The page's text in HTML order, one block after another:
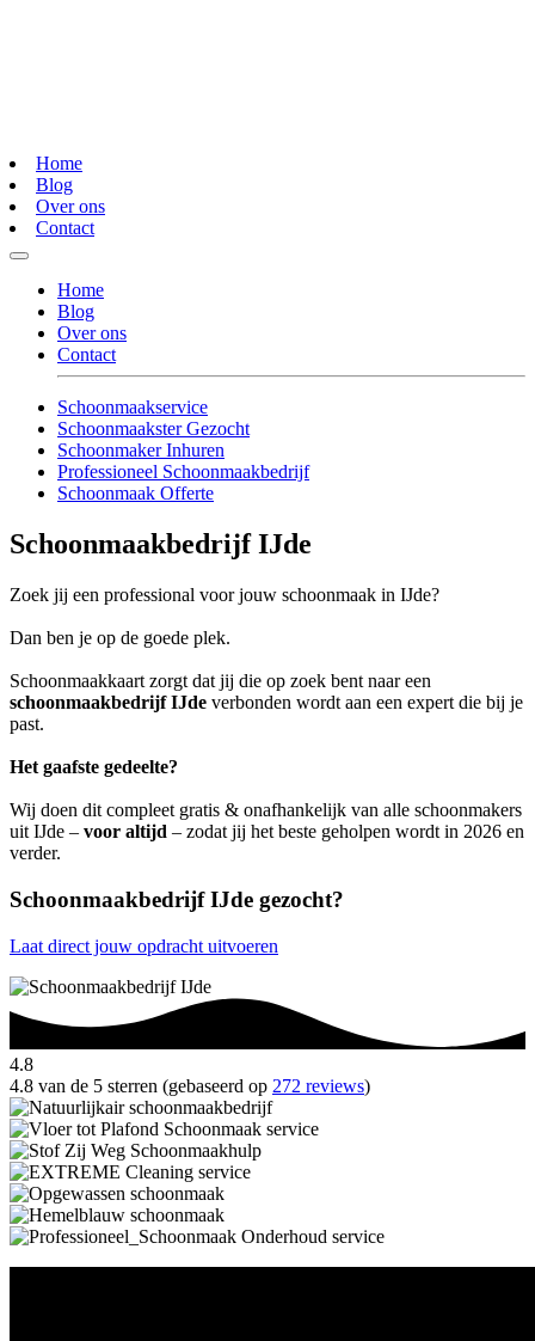
Home
Blog
Over ons
Contact
Home
Blog
Over ons
Contact
Schoonmaakservice
Schoonmaakster Gezocht
Schoonmaker Inhuren
Professioneel Schoonmaakbedrijf
Schoonmaak Offerte
Schoonmaakbedrijf IJde
Zoek jij een professional voor jouw schoonmaak in IJde?
Dan ben je op de goede plek.
Schoonmaakkaart zorgt dat jij die op zoek bent naar een
schoonmaakbedrijf IJde verbonden wordt aan een expert die bij je
past.
Het gaafste gedeelte?
Wij doen dit compleet gratis & onafhankelijk van alle schoonmakers
uit IJde – voor altijd – zodat jij het beste geholpen wordt in 2026 en
verder.
Schoonmaakbedrijf IJde gezocht?
Laat direct jouw opdracht uitvoeren
4.8
4.8 van de 5 sterren (gebaseerd op 272 reviews)